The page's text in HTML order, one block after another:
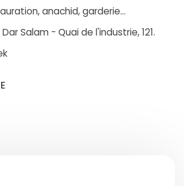
anachid, garderie...
Salam - Quai de l'industrie, 121.